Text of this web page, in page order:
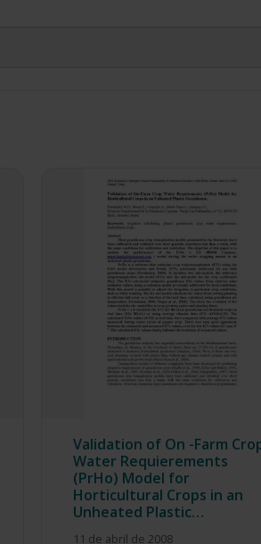
Validation of On -Farm
Water Requierements
(PrHo) Model for
Horticultural Crops in an
Unheated Plastic…
11 de abril de 2008